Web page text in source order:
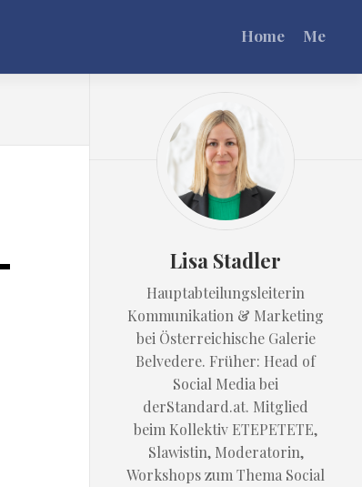
Home Me
Lisa Stadler
Hauptabteilungsleiterin
Kommunikation & Marketing
bei Österreichische Galerie
Belvedere. Früher: Head of
Social Media bei
derStandard.at. Mitglied
beim Kollektiv ETEPETETE,
Slawistin, Moderatorin,
Workshops zum Thema Social